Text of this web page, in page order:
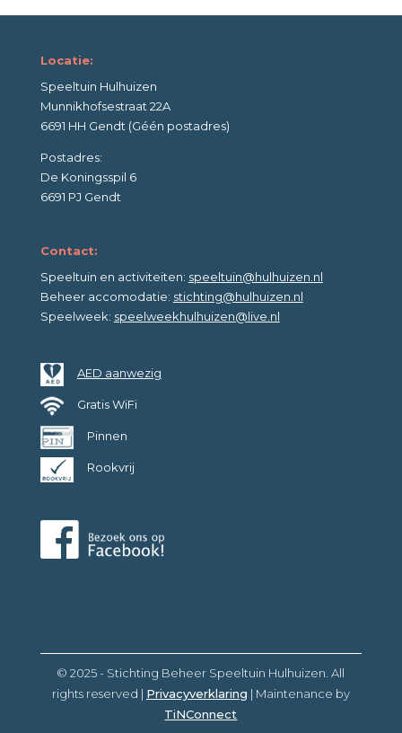
Locatie:
Speeltuin Hulhuizen
Munnikhofsestraat 22A
6691 HH Gendt (Géén postadres)
Postadres:
De Koningsspil 6
6691 PJ Gendt
Contact:
Speeltuin en activiteiten: speeltuin@hulhuizen.nl
Beheer accomodatie: stichting@hulhuizen.nl
Speelweek: speelweekhulhuizen@live.nl
AED aanwezig
Gratis WiFi
Pinnen
Rookvrij
© 2025 - Stichting Beheer Speeltuin Hulhuizen. All
rights reserved | Privacyverklaring | Maintenance by
TiNConnect